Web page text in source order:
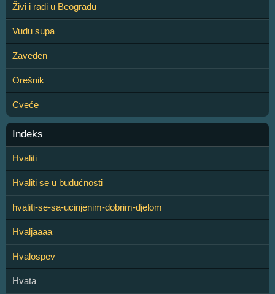
Živi i radi u Beogradu
Vudu supa
Zaveden
Orešnik
Cveće
Indeks
Hvaliti
Hvaliti se u budućnosti
hvaliti-se-sa-ucinjenim-dobrim-djelom
Hvaljaaaa
Hvalospev
Hvata